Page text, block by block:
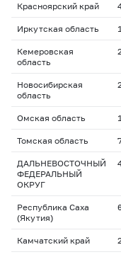
Красноярский край
Иркутская область
Кемеровская
область
Новосибирская
область
Омская область
Томская область
ДАЛЬНЕВОСТОЧНЫЙ
ФЕДЕРАЛЬНЫЙ
ОКРУГ
Республика Саха
(Якутия)
Камчатский край